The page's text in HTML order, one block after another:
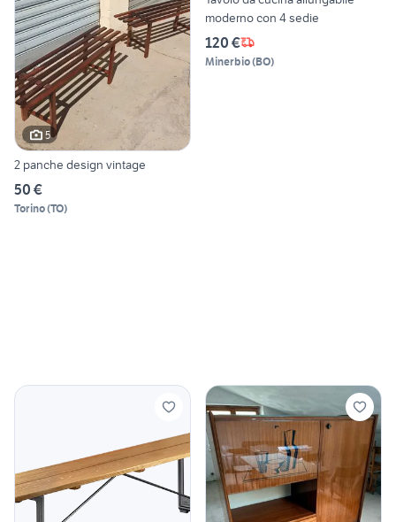
5
2 panche design vintage
50 €
Torino(TO)
moderno con 4 sedie
120 €
Minerbio(BO)